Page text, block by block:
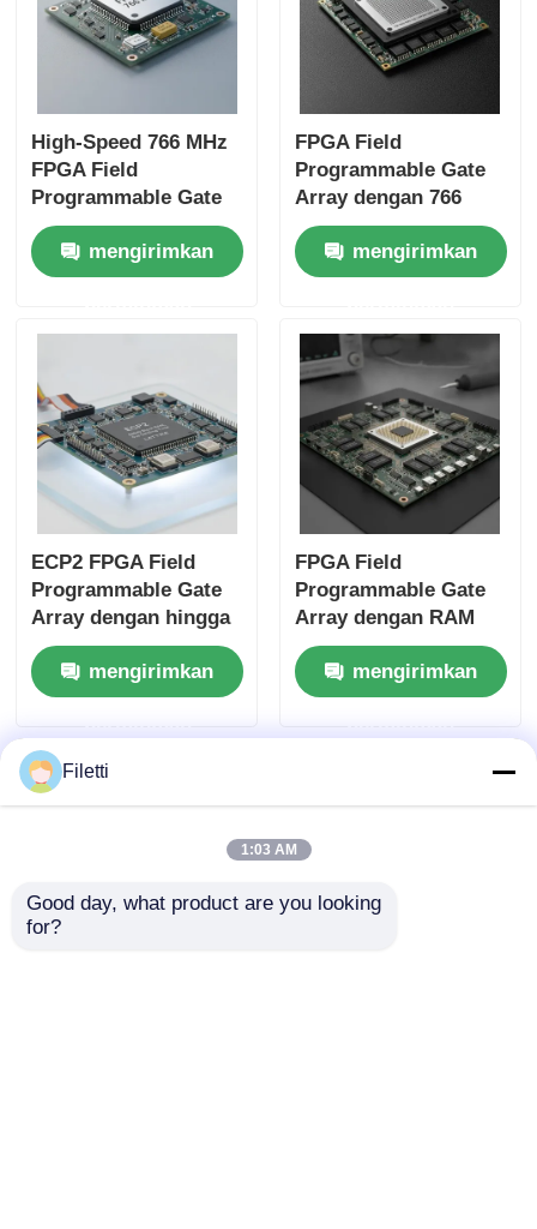
High-Speed 766 MHz
FPGA Field
Programmable Gate
Array dengan 22uF
Tantalum Capacitor
dan 6 Microseconds
mengirimkan
FPGA Field
Programmable Gate
Array dengan 766
MHz Maximum Clock
Frequency 229 Kbit
Distributed RAM dan
mengirimkan
ECP2 FPGA Field
Programmable Gate
Array dengan hingga
68 Mb Block Ram dan
6 Us Settling Time
untuk Sistem Digital
mengirimkan
permintaan
FPGA Field
Programmable Gate
Array dengan RAM
blok 68 Mb untuk
operasi kecepatan
tinggi dan gerbang
mengirimkan
permintaan
Filetti
1:03 AM
Good day, what product are you looking
for?